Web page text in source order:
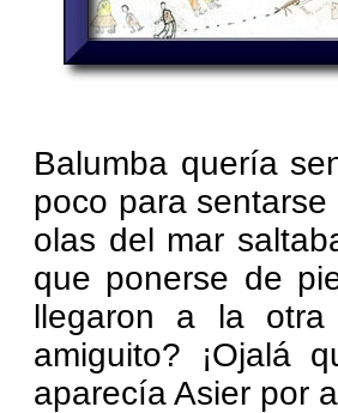
Balumba quería
poco para
olas del mar
que ponerse de
llegaron a la
amiguito? ¡Ojalá
aparecía Asier por